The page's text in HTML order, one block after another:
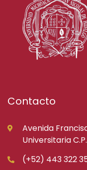
Contacto
Avenida
Universitaria
(+52) 443 322